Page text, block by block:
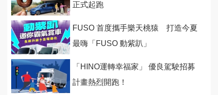
正式起跑
FUSO 首度攜手樂天桃猿 打造今夏
最嗨「FUSO 動紫趴」
「HINO運轉幸福家」 優良駕駛招募
計畫熱烈開跑！